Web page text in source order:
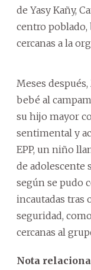
de Yasy Kañy,
centro poblado,
cercanas a la
Meses
bebé al
su hijo mayor
sentimental y
EPP, un niño
de adolescente
según se pudo
incautadas tras
seguridad,
cercanas al
Nota